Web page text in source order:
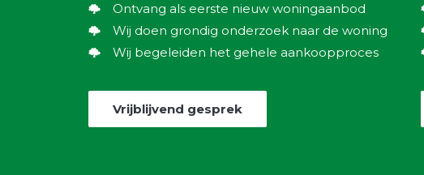
Ontvang als eerste nieuw woningaanbod
Wij doen grondig onderzoek naar de woning
Wij begeleiden het gehele aankoopproces
Vrijblijvend gesprek